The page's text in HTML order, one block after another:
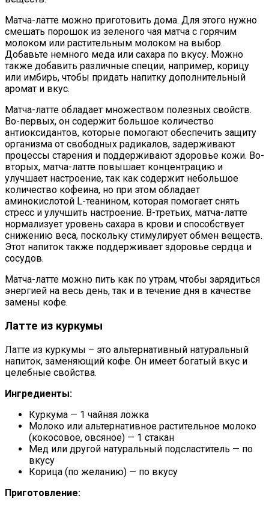
Матча-латте можно приготовить дома. Для этого нужно
смешать порошок из зеленого чая матча с горячим
молоком или растительным молоком на выбор.
Добавьте немного меда или сахара по вкусу. Можно
также добавить различные специи, например, корицу
или имбирь, чтобы придать напитку дополнительный
аромат и вкус.
Матча-латте обладает множеством полезных свойств.
Во-первых, он содержит большое количество
антиоксидантов, которые помогают обеспечить защиту
организма от свободных радикалов, задерживают
процессы старения и поддерживают здоровье кожи. Во-
вторых, матча-латте повышает концентрацию и
улучшает настроение, так как содержит небольшое
количество кофеина, но при этом обладает
аминокислотой L-теанином, которая помогает снять
стресс и улучшить настроение. В-третьих, матча-латте
нормализует уровень сахара в крови и способствует
снижению веса, поскольку стимулирует обмен веществ.
Этот напиток также поддерживает здоровье сердца и
сосудов.
Матча-латте можно пить как по утрам, чтобы зарядиться
энергией на весь день, так и в течение дня в качестве
замены кофе.
Латте из куркумы
Латте из куркумы – это альтернативный натуральный
напиток, заменяющий кофе. Он имеет богатый вкус и
целебные свойства.
Ингредиенты:
Куркума — 1 чайная ложка
Молоко или альтернативное растительное молоко
(кокосовое, овсяное) — 1 стакан
Мед или другой натуральный подсластитель — по
вкусу
Корица (по желанию) — по вкусу
Приготовление: